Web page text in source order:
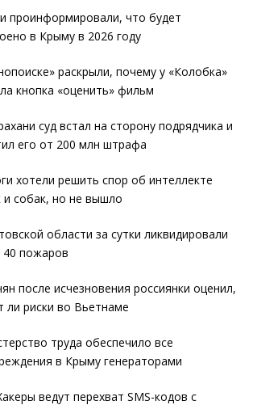
проинформировали, что будет
в Крыму в 2026 году
раскрыли, почему у «Колобка»
кнопка «оценить» фильм
суд встал на сторону подрядчика и
его от 200 млн штрафа
хотели решить спор об интеллекте
и собак, но не вышло
области за сутки ликвидировали
40 пожаров
после исчезновения россиянки оценил,
ли риски во Вьетнаме
труда обеспечило все
в Крыму генераторами
ведут перехват SMS-кодов с